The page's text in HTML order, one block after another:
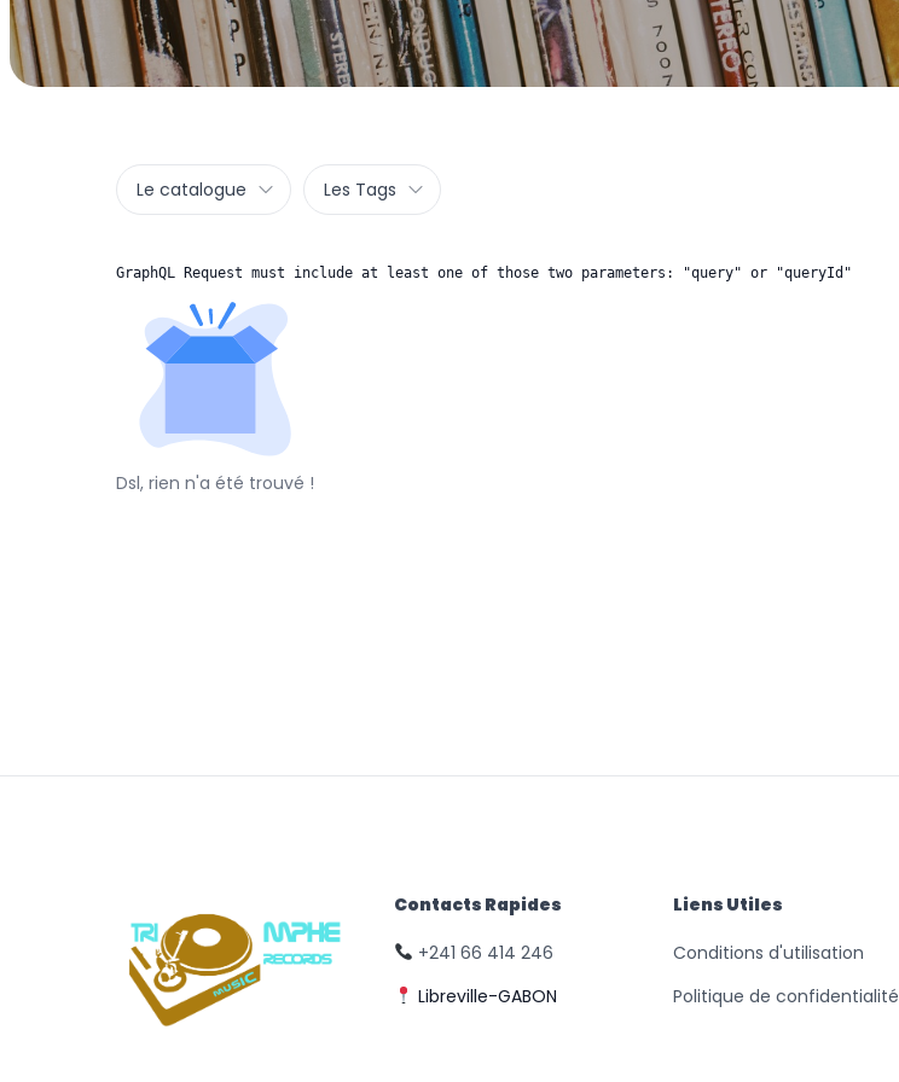
Le catalogue Les Tags
GraphQL Request must include at least one of those two parameters: "query" or "queryId"
Dsl, rien n'a été trouvé !
Contacts Rapides
+241 66 414 246
Libreville-GABON
Liens Utiles
Conditions d'utilisation
Politique de confidentialité